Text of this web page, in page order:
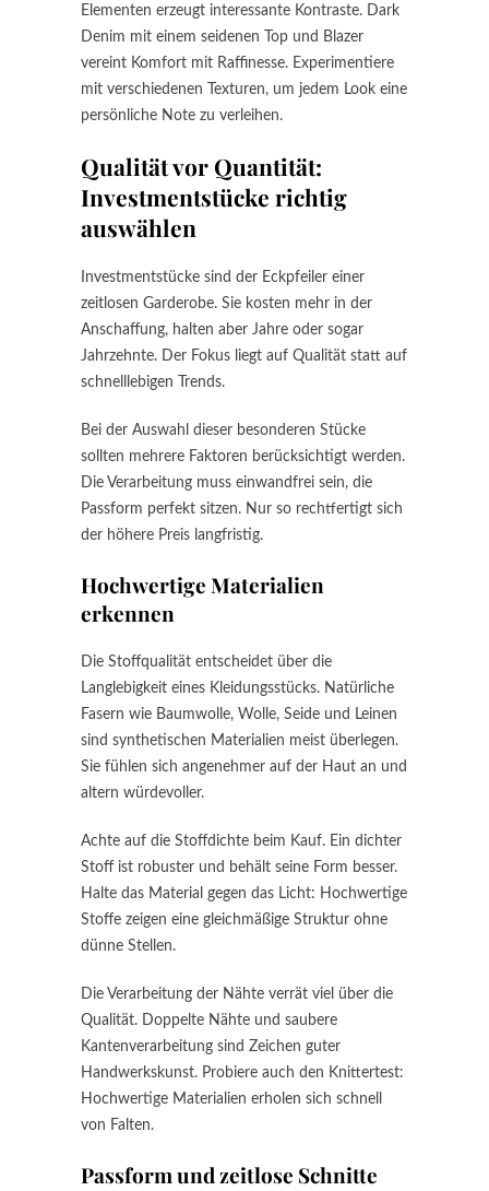
Elementen erzeugt interessante Kontraste. Dark
Denim mit einem seidenen Top und Blazer
vereint Komfort mit Raffinesse. Experimentiere
mit verschiedenen Texturen, um jedem Look eine
persönliche Note zu verleihen.
Qualität vor Quantität:
Investmentstücke richtig
auswählen
Investmentstücke sind der Eckpfeiler einer
zeitlosen Garderobe. Sie kosten mehr in der
Anschaffung, halten aber Jahre oder sogar
Jahrzehnte. Der Fokus liegt auf Qualität statt auf
schnelllebigen Trends.
Bei der Auswahl dieser besonderen Stücke
sollten mehrere Faktoren berücksichtigt werden.
Die Verarbeitung muss einwandfrei sein, die
Passform perfekt sitzen. Nur so rechtfertigt sich
der höhere Preis langfristig.
Hochwertige Materialien
erkennen
Die Stoffqualität entscheidet über die
Langlebigkeit eines Kleidungsstücks. Natürliche
Fasern wie Baumwolle, Wolle, Seide und Leinen
sind synthetischen Materialien meist überlegen.
Sie fühlen sich angenehmer auf der Haut an und
altern würdevoller.
Achte auf die Stoffdichte beim Kauf. Ein dichter
Stoff ist robuster und behält seine Form besser.
Halte das Material gegen das Licht: Hochwertige
Stoffe zeigen eine gleichmäßige Struktur ohne
dünne Stellen.
Die Verarbeitung der Nähte verrät viel über die
Qualität. Doppelte Nähte und saubere
Kantenverarbeitung sind Zeichen guter
Handwerkskunst. Probiere auch den Knittertest:
Hochwertige Materialien erholen sich schnell
von Falten.
Passform und zeitlose Schnitte